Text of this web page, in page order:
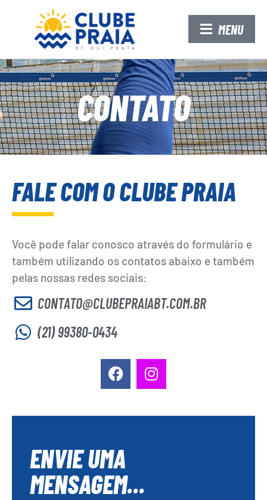
MENU
CONTATO
FALE COM O CLUBE PRAIA
Você pode falar conosco através do formulário e
também utilizando os contatos abaixo e também
pelas nossas redes sociais:
CONTATO@CLUBEPRAIABT.COM.BR
(21) 99380-0434
ENVIE UMA
MENSAGEM...